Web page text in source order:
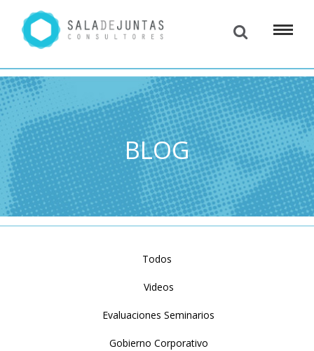
BLOG
Todos
Videos
Evaluaciones Seminarios
Gobierno Corporativo